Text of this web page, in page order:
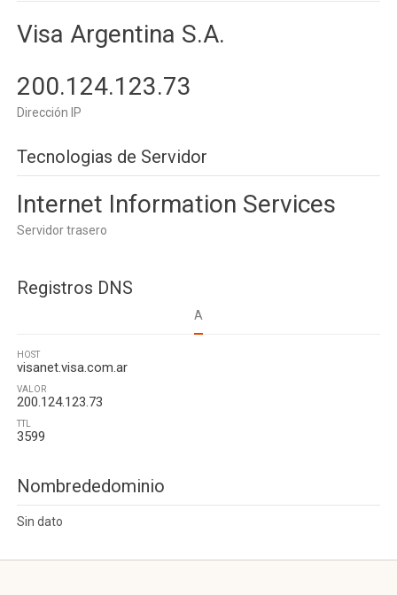
Visa Argentina S.A.
200.124.123.73
Dirección IP
Tecnologias de Servidor
Internet Information Services
Servidor trasero
Registros DNS
A
HOST
visanet.visa.com.ar
VALOR
200.124.123.73
TTL
3599
Nombrededominio
Sin dato